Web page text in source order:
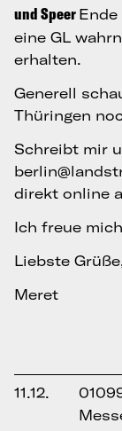
und Speer
eine GL
erhalten.
Generell
Thüringen
Schreibt mir
direkt online
Ich freue
Liebste
Meret
11.12.